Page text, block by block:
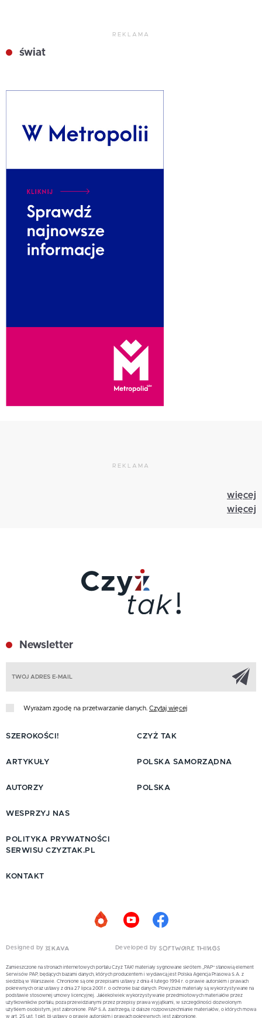
REKLAMA
świat
REKLAMA
więcej
więcej
Newsletter
Wyrażam zgodę na przetwarzanie danych. Czytaj więcej
SZEROKOŚCI!
ARTYKUŁY
AUTORZY
CZYŻ TAK
POLSKA SAMORZĄDNA
POLSKA
WESPRZYJ NAS
POLITYKA PRYWATNOŚCI
SERWISU CZYZTAK.PL
KONTAKT
Designed by Developed by
Zamieszczone na stronach internetowych portalu Czyż TAK! materiały sygnowane skrótem „PAP” stanowią element
Serwisów PAP, będących bazami danych, których producentem i wydawcą jest Polska Agencja Prasowa S.A. z
siedzibą w Warszawie. Chronione są one przepisami ustawy z dnia 4 lutego 1994 r. o prawie autorskim i prawach
pokrewnych oraz ustawy z dnia 27 lipca 2001 r. o ochronie baz danych. Powyższe materiały są wykorzystywane na
podstawie stosownej umowy licencyjnej. Jakiekolwiek wykorzystywanie przedmiotowych materiałów przez
użytkowników portalu, poza przewidzianymi przez przepisy prawa wyjątkami, w szczególności dozwolonym
użytkiem osobistym, jest zabronione. PAP S.A. zastrzega, iż dalsze rozpowszechnianie materiałów, o których mowa
w art. 25 ust. 1 pkt. b) ustawy o prawie autorskim i prawach pokrewnych, jest zabronione.